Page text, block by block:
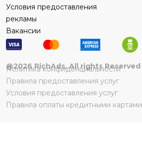
Условия предоставления
рекламы
Вакансии
@2026RichAds, All rights Reserved
Политика конфиденциальности
Правила предоставления услуг
Условия предоставления услуг
Правила оплаты кредитными картами